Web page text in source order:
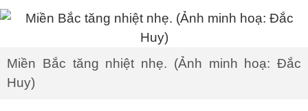
Miền Bắc tăng nhiệt nhẹ. (Ảnh minh hoạ: Đắc
Huy)